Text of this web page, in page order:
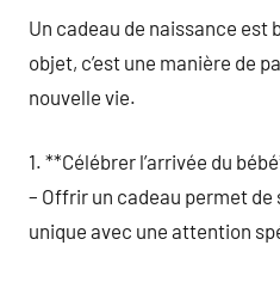
Un cadeau de naissance est
objet, c’est une manière de
nouvelle vie.
1. **Célébrer l’arrivée du
– Offrir un cadeau permet
unique avec une attention